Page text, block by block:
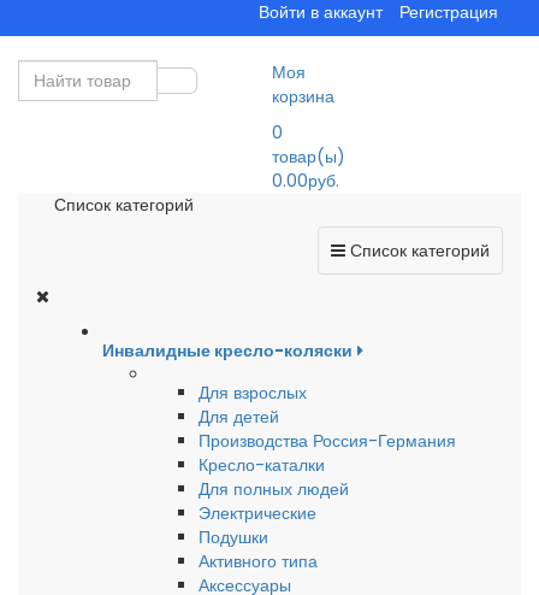
Войти в аккаунт Регистрация
Моя
корзина
0
товар(ы)
0.00руб.
Список категорий
Список категорий
Инвалидные кресло-коляски
Для взрослых
Для детей
Производства Россия-Германия
Кресло-каталки
Для полных людей
Электрические
Подушки
Активного типа
Аксессуары